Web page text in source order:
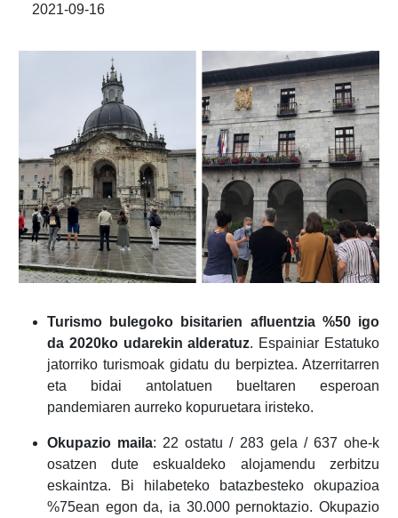
2021-09-16
Turismo bulegoko bisitarien afluentzia %50 igo
da 2020ko udarekin alderatuz. Espainiar Estatuko
jatorriko turismoak gidatu du berpiztea. Atzerritarren
eta bidai antolatuen bueltaren esperoan
pandemiaren aurreko kopuruetara iristeko.
Okupazio maila: 22 ostatu / 283 gela / 637 ohe-k
osatzen dute eskualdeko alojamendu zerbitzu
eskaintza. Bi hilabeteko batazbesteko okupazioa
%75ean egon da, ia 30.000 pernoktazio. Okupazio